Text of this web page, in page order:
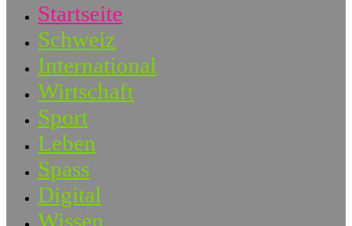
Startseite
Schweiz
International
Wirtschaft
Sport
Leben
Spass
Digital
Wissen